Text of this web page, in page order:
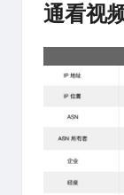
通看视